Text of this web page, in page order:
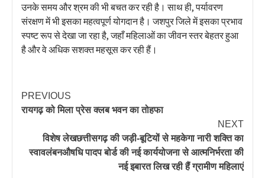
उनके समय और श्रम की भी बचत कर रही है। साथ ही, पर्यावरण
संरक्षण में भी इसका महत्वपूर्ण योगदान है। जशपुर जिले में इसका प्रभाव
स्पष्ट रूप से देखा जा रहा है, जहाँ महिलाओं का जीवन स्तर बेहतर हुआ
है और वे अधिक सशक्त महसूस कर रही हैं।
PREVIOUS
रायगढ़ को मिला प्रेस क्लब भवन का तोहफा
NEXT
विशेष लेखछत्तीसगढ़ की जड़ी-बूटियों से महकेगा नारी शक्ति का
स्वावलंबनऔषधि पादप बोर्ड की नई कार्ययोजना से आत्मनिर्भरता की
नई इबारत लिख रही हैं ग्रामीण महिलाएं